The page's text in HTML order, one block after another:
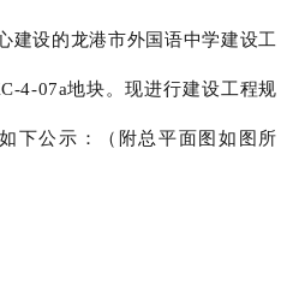
建设的龙港市外国语中学建设工
4-07a地块。现进行建设工程规
下公示：（附总平面图如图所